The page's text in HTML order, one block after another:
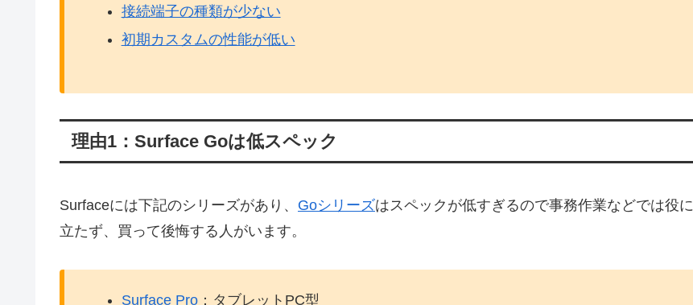
接続端子の種類が少ない
初期カスタムの性能が低い
理由1：Surface Goは低スペック
Surfaceには下記のシリーズがあり、 Goシリーズはスペックが低すぎるので事務作業などでは役に
立たず、買って後悔する人がいます。
Surface Pro：タブレットPC型